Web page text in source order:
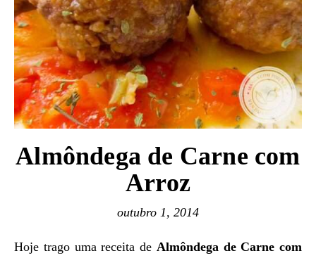
Almôndega de Carne com
Arroz
outubro 1, 2014
Hoje trago uma receita de Almôndega de Carne com